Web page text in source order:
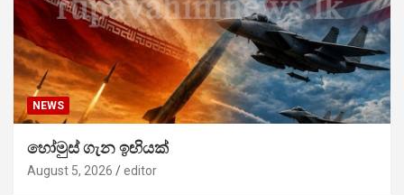
NEWS
හෝමුස් ගැන ඉඟියක්
August 5, 2026 editor